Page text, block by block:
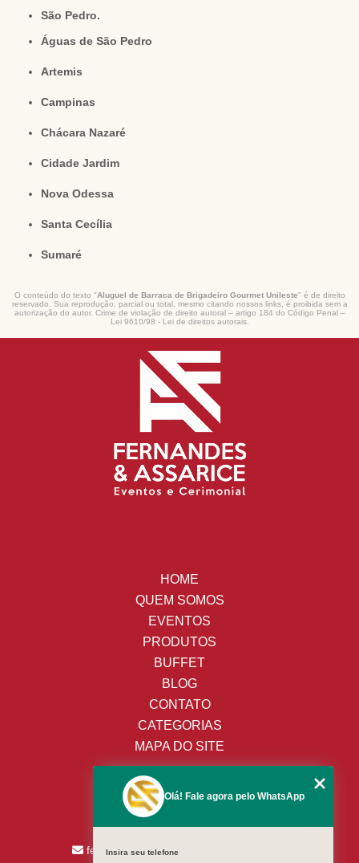
São Pedro.
Águas de São Pedro
Artemis
Campinas
Chácara Nazaré
Cidade Jardim
Nova Odessa
Santa Cecília
Sumaré
O conteúdo do texto "Aluguel de Barraca de Brigadeiro Gourmet Unileste" é de direito
reservado. Sua reprodução, parcial ou total, mesmo citando nossos links, é proibida sem a
autorização do autor. Crime de violação de direito autoral – artigo 184 do Código Penal –
Lei 9610/98 - Lei de direitos autorais.
HOME
QUEM SOMOS
EVENTOS
PRODUTOS
BUFFET
BLOG
CONTATO
CATEGORIAS
MAPA DO SITE
(19) 3428-8443
(19) 99652-9009
(19) 99138-9153
fernandes.assaricelocacao@uol.com.br
Olá! Fale agora pelo WhatsApp
Insira seu telefone